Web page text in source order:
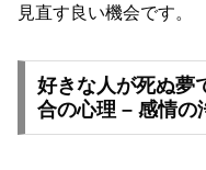
見直す良い機会です。
好きな人が死ぬ夢
合の心理 – 感情の